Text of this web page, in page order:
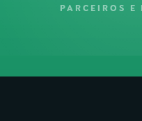
PARCEIROS